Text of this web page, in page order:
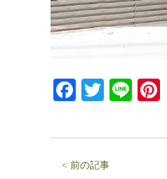
Facebook
Twitter
Line
< 前の記事